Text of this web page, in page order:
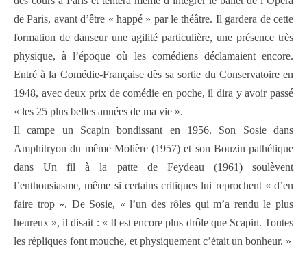
de Paris, avant d’être « happé » par le théâtre. Il gardera de cette
formation de danseur une agilité particulière, une présence très
physique, à l’époque où les comédiens déclamaient encore.
Entré à la Comédie-Française dès sa sortie du Conservatoire en
1948, avec deux prix de comédie en poche, il dira y avoir passé
« les 25 plus belles années de ma vie ».
Il campe un Scapin bondissant en 1956. Son Sosie dans
Amphitryon du même Molière (1957) et son Bouzin pathétique
dans Un fil à la patte de Feydeau (1961) soulèvent
l’enthousiasme, même si certains critiques lui reprochent « d’en
faire trop ». De Sosie, « l’un des rôles qui m’a rendu le plus
heureux », il disait : « Il est encore plus drôle que Scapin. Toutes
les répliques font mouche, et physiquement c’était un bonheur. »